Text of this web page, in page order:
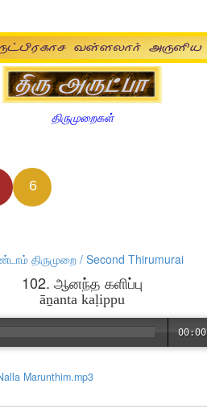
திருமுறைகள்
6
திருமுறை / Second Thirumurai
102. ஆனந்த களிப்பு
āṉanta kaḷippu
00:00
Marunthim.mp3